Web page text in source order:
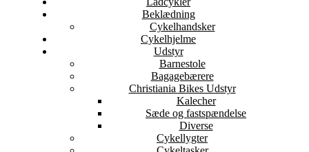
Beklædning
Cykelhandsker
Cykelhjelme
Udstyr
Barnestole
Bagagebærere
Christiania Bikes Udstyr
Kalecher
Sæde og fastspændelse
Diverse
Cykellygter